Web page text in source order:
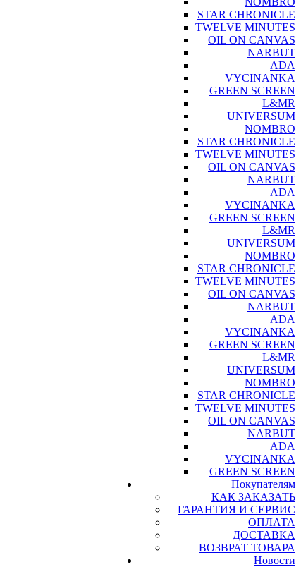
STAR CHRONICLE
TWELVE MINUTES
OIL ON CANVAS
NARBUT
ADA
VYCINANKA
GREEN SCREEN
L&MR
UNIVERSUM
NOMBRO
STAR CHRONICLE
TWELVE MINUTES
OIL ON CANVAS
NARBUT
ADA
VYCINANKA
GREEN SCREEN
L&MR
UNIVERSUM
NOMBRO
STAR CHRONICLE
TWELVE MINUTES
OIL ON CANVAS
NARBUT
ADA
VYCINANKA
GREEN SCREEN
L&MR
UNIVERSUM
NOMBRO
STAR CHRONICLE
TWELVE MINUTES
OIL ON CANVAS
NARBUT
ADA
VYCINANKA
GREEN SCREEN
Покупателям
КАК ЗАКАЗАТЬ
ГАРАНТИЯ И СЕРВИС
ОПЛАТА
ДОСТАВКА
ВОЗВРАТ ТОВАРА
Новости